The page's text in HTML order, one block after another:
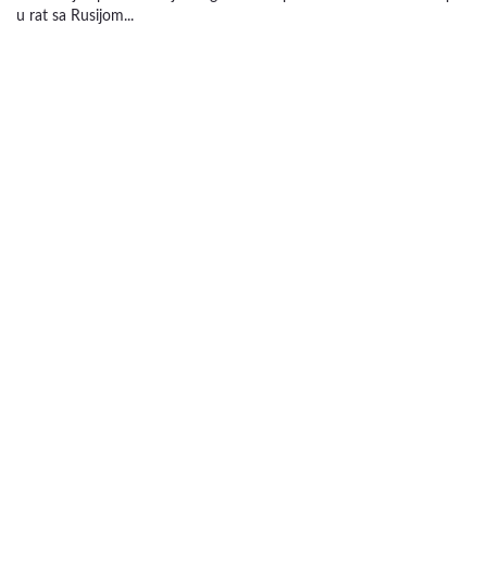
u rat sa Rusijom...